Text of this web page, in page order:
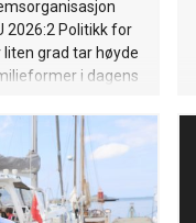
2026:2 Politikk for
grad tar høyde
i dagens